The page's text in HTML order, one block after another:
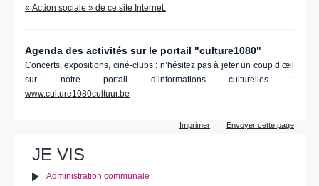
« Action sociale » de ce site Internet.
Agenda des activités sur le portail "culture1080"
Concerts, expositions, ciné-clubs : n’hésitez pas à jeter un coup d’œil
sur notre portail d’informations culturelles :
www.culture1080cultuur.be
Imprimer Envoyer cette page
JE VIS
Administration communale